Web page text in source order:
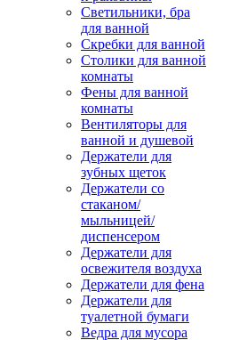
Светильники, бра
для ванной
Скребки для ванной
Столики для ванной
комнаты
Фены для ванной
комнаты
Вентиляторы для
ванной и душевой
Держатели для
зубных щеток
Держатели со
стаканом/
мыльницей/
диспенсером
Держатели для
освежителя воздуха
Держатели для фена
Держатели для
туалетной бумаги
Ведра для мусора